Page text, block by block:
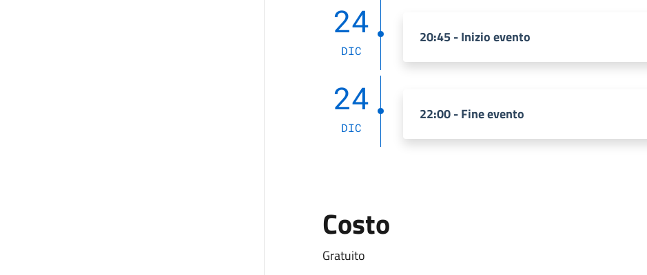
24
DIC
20:45 - Inizio evento
24
DIC
22:00 - Fine evento
Costo
Gratuito